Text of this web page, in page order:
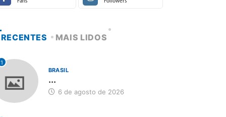
Fans Followers
RECENTES MAIS LIDOS
1
BRASIL
...
6 de agosto de 2026